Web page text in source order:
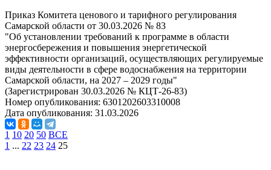
Приказ Комитета ценового и тарифного регулирования
Самарской области от 30.03.2026 № 83
"Об установлении требований к программе в области
энергосбережения и повышения энергетической
эффективности организаций, осуществляющих регулируемые
виды деятельности в сфере водоснабжения на территории
Самарской области, на 2027 ‒ 2029 годы"
(Зарегистрирован 30.03.2026 № КЦТ-26-83)
Номер опубликования: 6301202603310008
Дата опубликования: 31.03.2026
1 10 20 50 ВСЕ
1 ... 22 23 24 25